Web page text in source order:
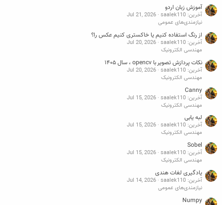
آموزش زبان اردو
آخرین: saalek110
Jul 21, 2026
نیازمندی‌های عمومی
از رنگ استفاده کنیم یا خاکستری کنیم عکس را؟
آخرین: saalek110
Jul 20, 2026
مهندسی الکترونیک
نکات پردازش تصویر با opencv ، سال ۱۴۰۵
آخرین: saalek110
Jul 20, 2026
مهندسی الکترونیک
Canny
آخرین: saalek110
Jul 15, 2026
مهندسی الکترونیک
لبه یابی
آخرین: saalek110
Jul 15, 2026
مهندسی الکترونیک
Sobel
آخرین: saalek110
Jul 15, 2026
مهندسی الکترونیک
یادگیری لغات هندی
آخرین: saalek110
Jul 14, 2026
نیازمندی‌های عمومی
Numpy